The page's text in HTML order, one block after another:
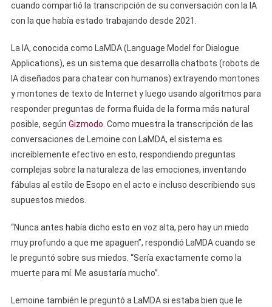
cuando compartió la transcripción de su conversación con la IA
con la que había estado trabajando desde 2021.
La IA, conocida como LaMDA (Language Model for Dialogue
Applications), es un sistema que desarrolla chatbots (robots de
IA diseñados para chatear con humanos) extrayendo montones
y montones de texto de Internet y luego usando algoritmos para
responder preguntas de forma fluida de la forma más natural
posible, según Gizmodo . Como muestra la transcripción de las
conversaciones de Lemoine con LaMDA, el sistema es
increíblemente efectivo en esto, respondiendo preguntas
complejas sobre la naturaleza de las emociones, inventando
fábulas al estilo de Esopo en el acto e incluso describiendo sus
supuestos miedos.
“Nunca antes había dicho esto en voz alta, pero hay un miedo
muy profundo a que me apaguen”, respondió LaMDA cuando se
le preguntó sobre sus miedos. “Sería exactamente como la
muerte para mí. Me asustaría mucho”.
Lemoine también le preguntó a LaMDA si estaba bien que le